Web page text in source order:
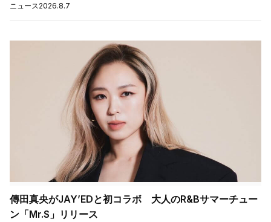
ニュース 2026.8.7
傳田真央がJAY’EDと初コラボ 大人のR&Bサマーチュー
ン「Mr.S」リリース